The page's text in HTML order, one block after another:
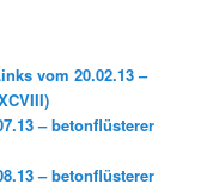
vom 20.02.13 –
– betonflüsterer
– betonflüsterer